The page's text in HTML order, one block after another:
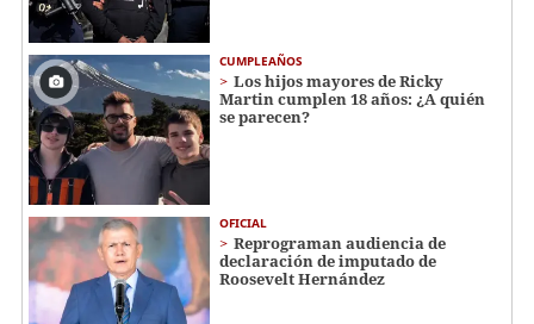
CUMPLEAÑOS
Los hijos mayores de Ricky
Martin cumplen 18 años: ¿A quién
se parecen?
OFICIAL
Reprograman audiencia de
declaración de imputado de
Roosevelt Hernández